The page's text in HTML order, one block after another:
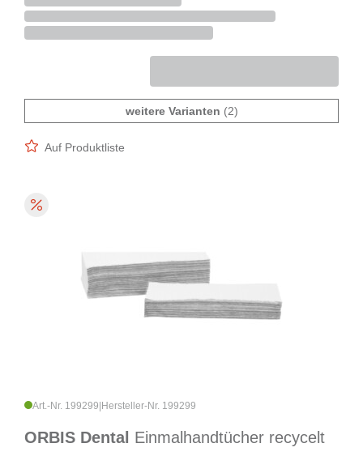
weitere Varianten (2)
Auf Produktliste
Art.-Nr. 199299 Hersteller-Nr. 199299
ORBIS Dental Einmalhandtücher recycelt